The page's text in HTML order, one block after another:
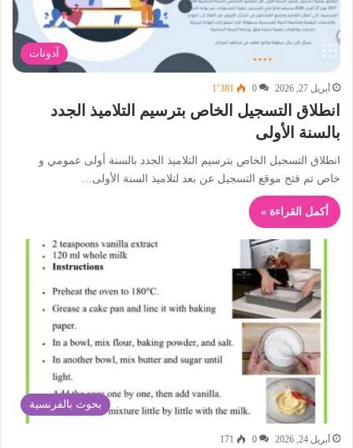
آدونات
أبريل 27, 2026 0 1٬381
انطلاق التسجيل الخاص بترسيم التلاميذ الجدد
بالسنة الأولى
انطلاق التسجيل الخاص بترسيم التلاميذ الجدد بالسنة أولى عمومي و
خاص تم فتح موقع التسجيل عن بعد لتلاميذ السنة الأولى…
أكمل القراءة »
بحوث بالفرنسية
أبريل 24, 2026 0
171